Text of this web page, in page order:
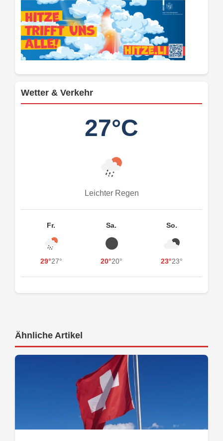
Wetter & Verkehr
27°C
Leichter Regen
Fr.
29°27°
Sa.
20°20°
So.
23°23°
Ähnliche Artikel